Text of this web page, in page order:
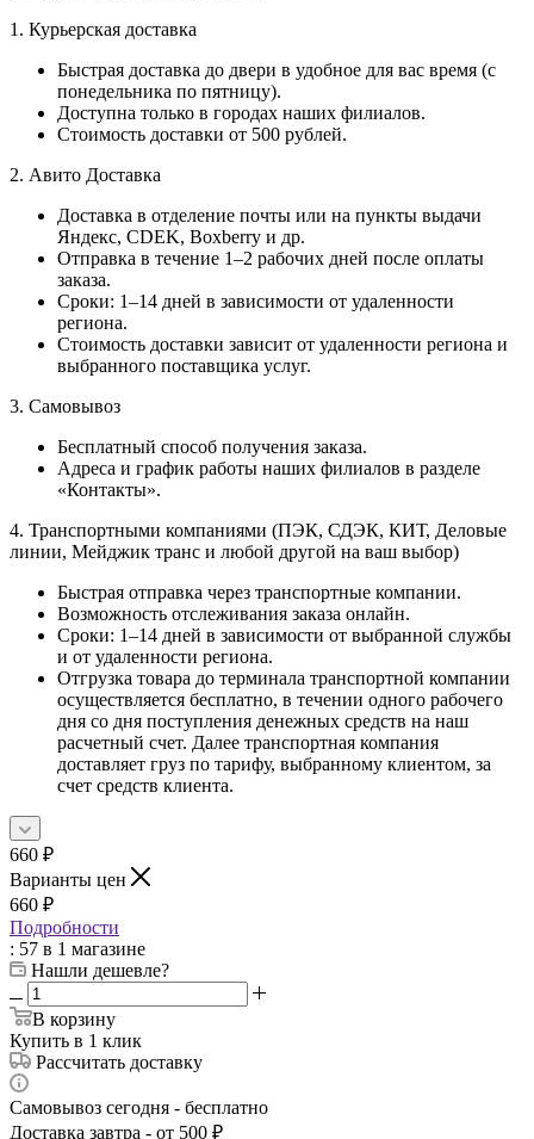
1. Курьерская доставка
Быстрая доставка до двери в удобное для вас время (с
понедельника по пятницу).
Доступна только в городах наших филиалов.
Стоимость доставки от 500 рублей.
2. Авито Доставка
Доставка в отделение почты или на пункты выдачи
Яндекс, CDEK, Boxberry и др.
Отправка в течение 1–2 рабочих дней после оплаты
заказа.
Сроки: 1–14 дней в зависимости от удаленности
региона.
Стоимость доставки зависит от удаленности региона и
выбранного поставщика услуг.
3. Самовывоз
Бесплатный способ получения заказа.
Адреса и график работы наших филиалов в разделе
«Контакты».
4. Транспортными компаниями (ПЭК, СДЭК, КИТ, Деловые
линии, Мейджик транс и любой другой на ваш выбор)
Быстрая отправка через транспортные компании.
Возможность отслеживания заказа онлайн.
Сроки: 1–14 дней в зависимости от выбранной службы
и от удаленности региона.
Отгрузка товара до терминала транспортной компании
осуществляется бесплатно, в течении одного рабочего
дня со дня поступления денежных средств на наш
расчетный счет. Далее транспортная компания
доставляет груз по тарифу, выбранному клиентом, за
счет средств клиента.
660 ₽
Варианты цен
660 ₽
Подробности
: 57 в 1 магазине
Нашли дешевле?
В корзину
Купить в 1 клик
Рассчитать доставку
Самовывоз сегодня - бесплатно
Доставка завтра - от 500 ₽